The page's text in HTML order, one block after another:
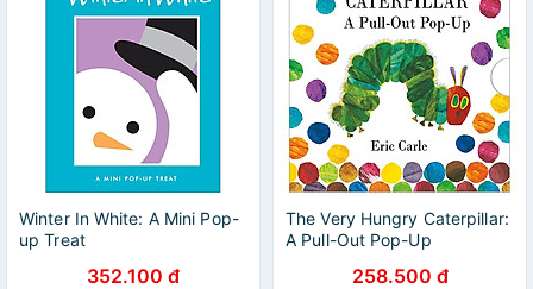
Winter In White: A Mini Pop-
up Treat
352.100 đ
The Very Hungry Caterpillar:
A Pull-Out Pop-Up
258.500 đ